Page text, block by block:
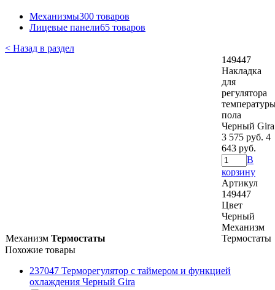
Механизмы300 товаров
Лицевые панели65 товаров
< Назад в раздел
149447
Накладка
для
регулятора
пола
Черный Gira
3 575 руб. 4
643 руб.
В
корзину
Артикул
149447
Цвет
Черный
Механизм
Термостаты
Механизм Термостаты
Похожие товары
237047 Терморегулятор с таймером и функцией
охлаждения Черный Gira